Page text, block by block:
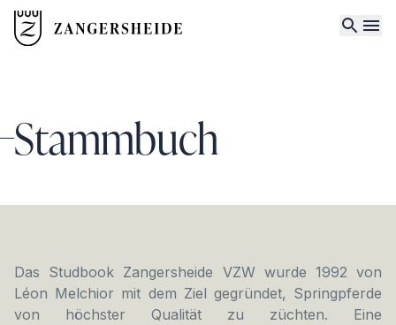
Stammbuch
Das Studbook Zangersheide VZW wurde 1992 von
Léon Melchior mit dem Ziel gegründet, Springpferde
von höchster Qualität zu züchten. Eine